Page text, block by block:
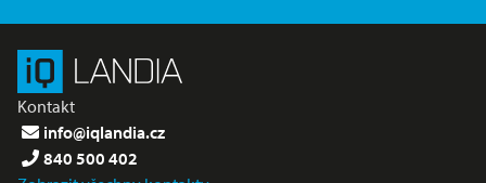
Kontakt
info@iqlandia.cz
840 500 402